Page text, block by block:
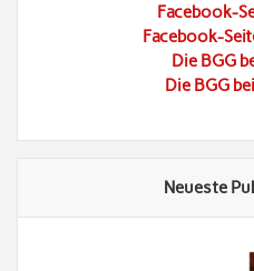
Facebook-
Facebook-
Die BGG
Die BGG
Neueste